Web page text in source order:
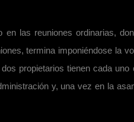
en las reuniones ordinarias,
termina imponiéndose la
propietarios tienen cada uno
y, una vez en la